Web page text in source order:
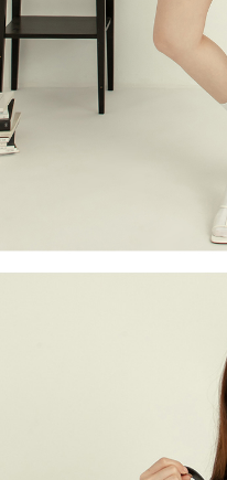
恩沛科技股份有限公司將有權停